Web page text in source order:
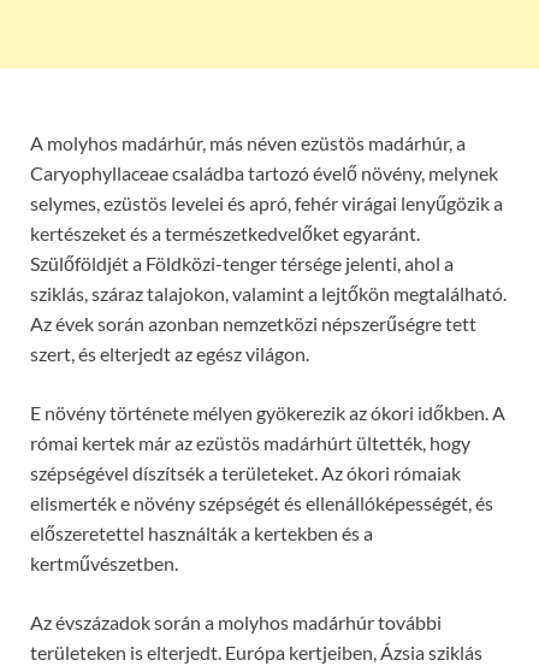
A molyhos madárhúr, más néven ezüstös madárhúr, a
Caryophyllaceae családba tartozó évelő növény, melynek
selymes, ezüstös levelei és apró, fehér virágai lenyűgözik a
kertészeket és a természetkedvelőket egyaránt.
Szülőföldjét a Földközi-tenger térsége jelenti, ahol a
sziklás, száraz talajokon, valamint a lejtőkön megtalálható.
Az évek során azonban nemzetközi népszerűségre tett
szert, és elterjedt az egész világon.
E növény története mélyen gyökerezik az ókori időkben. A
római kertek már az ezüstös madárhúrt ültették, hogy
szépségével díszítsék a területeket. Az ókori rómaiak
elismerték e növény szépségét és ellenállóképességét, és
előszeretettel használták a kertekben és a
kertművészetben.
Az évszázadok során a molyhos madárhúr további
területeken is elterjedt. Európa kertjeiben, Ázsia sziklás